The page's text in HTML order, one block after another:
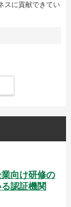
スに貢献できてい
向け研修の
認証機関